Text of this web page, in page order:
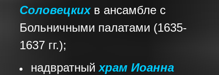
Соловецкихв ансамбле с
Больничными палатами (1635-
1637 гг.);
надвратный храм Иоанна